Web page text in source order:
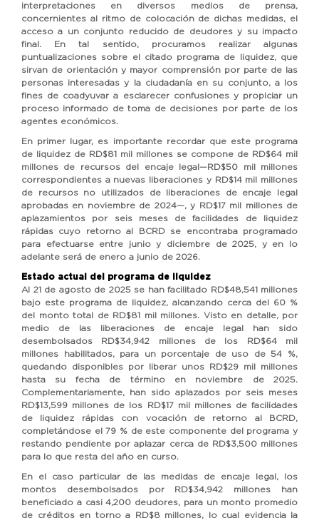
interpretaciones en diversos medios de prensa,
concernientes al ritmo de colocación de dichas medidas, el
acceso a un conjunto reducido de deudores y su impacto
final. En tal sentido, procuramos realizar algunas
puntualizaciones sobre el citado programa de liquidez, que
sirvan de orientación y mayor comprensión por parte de las
personas interesadas y la ciudadanía en su conjunto, a los
fines de coadyuvar a esclarecer confusiones y propiciar un
proceso informado de toma de decisiones por parte de los
agentes económicos.
En primer lugar, es importante recordar que este programa
de liquidez de RD$81 mil millones se compone de RD$64 mil
millones de recursos del encaje legal—RD$50 mil millones
correspondientes a nuevas liberaciones y RD$14 mil millones
de recursos no utilizados de liberaciones de encaje legal
aprobadas en noviembre de 2024—, y RD$17 mil millones de
aplazamientos por seis meses de facilidades de liquidez
rápidas cuyo retorno al BCRD se encontraba programado
para efectuarse entre junio y diciembre de 2025, y en lo
adelante será de enero a junio de 2026.
Estado actual del programa de liquidez
Al 21 de agosto de 2025 se han facilitado RD$48,541 millones
bajo este programa de liquidez, alcanzando cerca del 60 %
del monto total de RD$81 mil millones. Visto en detalle, por
medio de las liberaciones de encaje legal han sido
desembolsados RD$34,942 millones de los RD$64 mil
millones habilitados, para un porcentaje de uso de 54 %,
quedando disponibles por liberar unos RD$29 mil millones
hasta su fecha de término en noviembre de 2025.
Complementariamente, han sido aplazados por seis meses
RD$13,599 millones de los RD$17 mil millones de facilidades
de liquidez rápidas con vocación de retorno al BCRD,
completándose el 79 % de este componente del programa y
restando pendiente por aplazar cerca de RD$3,500 millones
para lo que resta del año en curso.
En el caso particular de las medidas de encaje legal, los
montos desembolsados por RD$34,942 millones han
beneficiado a casi 4,200 deudores, para un monto promedio
de créditos en torno a RD$8 millones, lo cual evidencia la